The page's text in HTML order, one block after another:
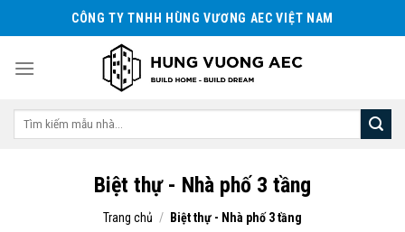
to
CÔNG TY TNHH HÙNG VƯƠNG AEC VIỆT NAM
Tìm
Biệt thự - Nhà phố 3 tầng
Trang chủ / Biệt thự - Nhà phố 3 tầng